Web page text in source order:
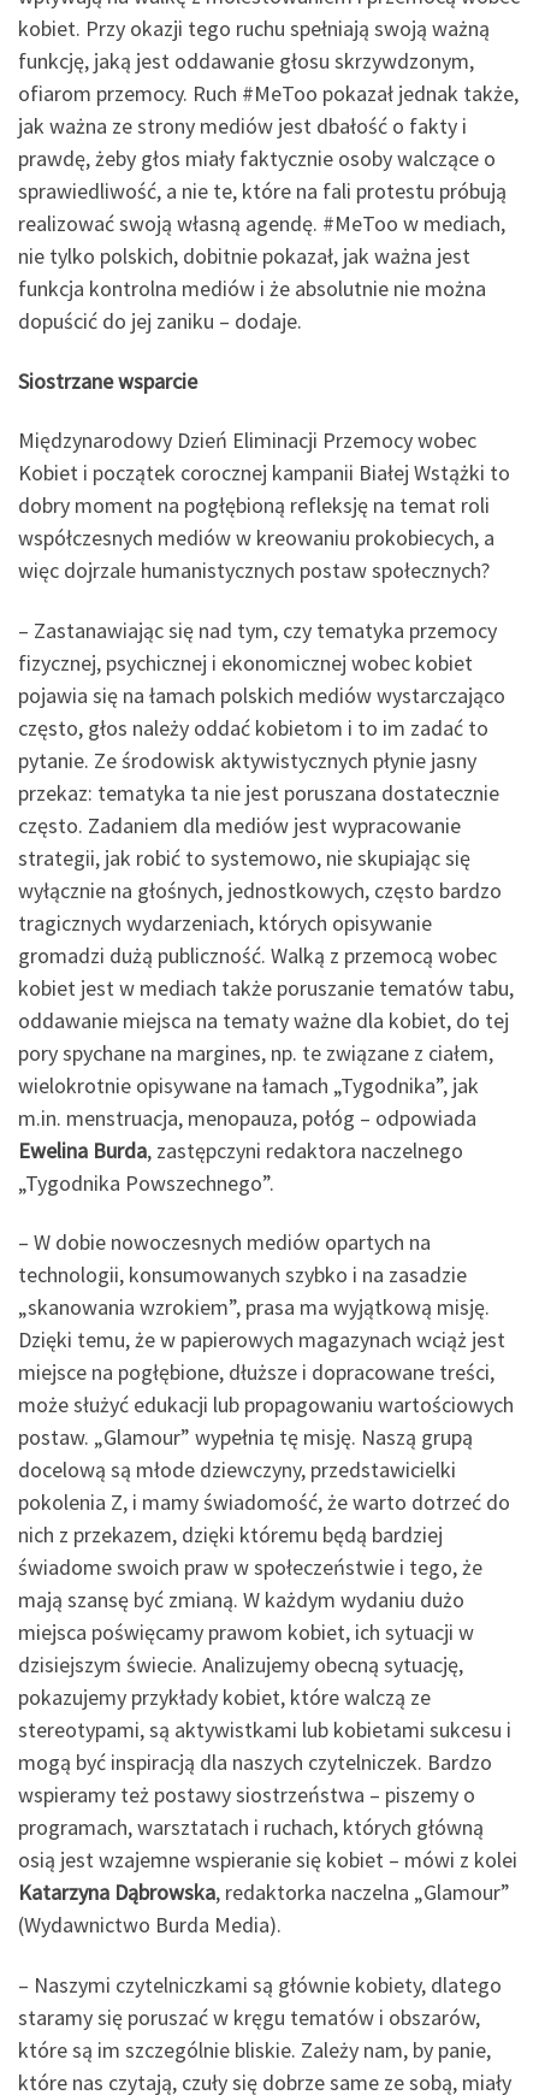
kobiet. Przy okazji tego ruchu spełniają swoją ważną
funkcję, jaką jest oddawanie głosu skrzywdzonym,
ofiarom przemocy. Ruch #MeToo pokazał jednak także,
jak ważna ze strony mediów jest dbałość o fakty i
prawdę, żeby głos miały faktycznie osoby walczące o
sprawiedliwość, a nie te, które na fali protestu próbują
realizować swoją własną agendę. #MeToo w mediach,
nie tylko polskich, dobitnie pokazał, jak ważna jest
funkcja kontrolna mediów i że absolutnie nie można
dopuścić do jej zaniku – dodaje.
Siostrzane wsparcie
Międzynarodowy Dzień Eliminacji Przemocy wobec
Kobiet i początek corocznej kampanii Białej Wstążki to
dobry moment na pogłębioną refleksję na temat roli
współczesnych mediów w kreowaniu prokobiecych, a
więc dojrzale humanistycznych postaw społecznych?
– Zastanawiając się nad tym, czy tematyka przemocy
fizycznej, psychicznej i ekonomicznej wobec kobiet
pojawia się na łamach polskich mediów wystarczająco
często, głos należy oddać kobietom i to im zadać to
pytanie. Ze środowisk aktywistycznych płynie jasny
przekaz: tematyka ta nie jest poruszana dostatecznie
często. Zadaniem dla mediów jest wypracowanie
strategii, jak robić to systemowo, nie skupiając się
wyłącznie na głośnych, jednostkowych, często bardzo
tragicznych wydarzeniach, których opisywanie
gromadzi dużą publiczność. Walką z przemocą wobec
kobiet jest w mediach także poruszanie tematów tabu,
oddawanie miejsca na tematy ważne dla kobiet, do tej
pory spychane na margines, np. te związane z ciałem,
wielokrotnie opisywane na łamach „Tygodnika”, jak
m.in. menstruacja, menopauza, połóg – odpowiada
Ewelina Burda, zastępczyni redaktora naczelnego
„Tygodnika Powszechnego”.
– W dobie nowoczesnych mediów opartych na
technologii, konsumowanych szybko i na zasadzie
„skanowania wzrokiem”, prasa ma wyjątkową misję.
Dzięki temu, że w papierowych magazynach wciąż jest
miejsce na pogłębione, dłuższe i dopracowane treści,
może służyć edukacji lub propagowaniu wartościowych
postaw. „Glamour” wypełnia tę misję. Naszą grupą
docelową są młode dziewczyny, przedstawicielki
pokolenia Z, i mamy świadomość, że warto dotrzeć do
nich z przekazem, dzięki któremu będą bardziej
świadome swoich praw w społeczeństwie i tego, że
mają szansę być zmianą. W każdym wydaniu dużo
miejsca poświęcamy prawom kobiet, ich sytuacji w
dzisiejszym świecie. Analizujemy obecną sytuację,
pokazujemy przykłady kobiet, które walczą ze
stereotypami, są aktywistkami lub kobietami sukcesu i
mogą być inspiracją dla naszych czytelniczek. Bardzo
wspieramy też postawy siostrzeństwa – piszemy o
programach, warsztatach i ruchach, których główną
osią jest wzajemne wspieranie się kobiet – mówi z kolei
Katarzyna Dąbrowska, redaktorka naczelna „Glamour”
(Wydawnictwo Burda Media).
– Naszymi czytelniczkami są głównie kobiety, dlatego
staramy się poruszać w kręgu tematów i obszarów,
które są im szczególnie bliskie. Zależy nam, by panie,
które nas czytają, czuły się dobrze same ze sobą, miały